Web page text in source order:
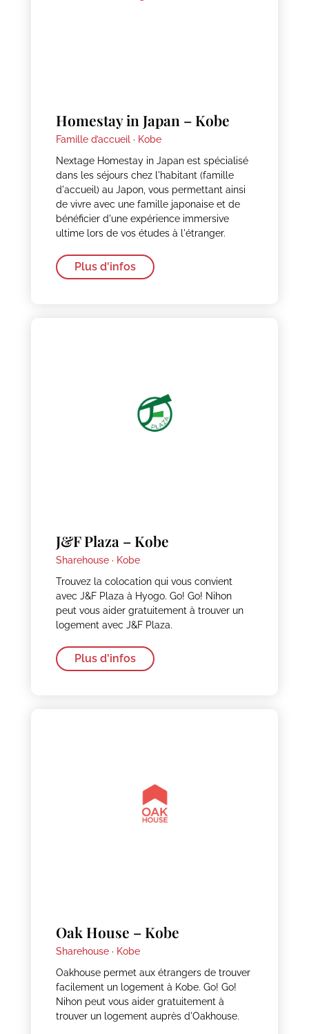
Homestay in Japan – Kobe
Famille d’accueil · Kobe
Nextage Homestay in Japan est spécialisé
dans les séjours chez l'habitant (famille
d'accueil) au Japon, vous permettant ainsi
de vivre avec une famille japonaise et de
bénéficier d'une expérience immersive
ultime lors de vos études à l'étranger.
Plus d'infos
J&F Plaza – Kobe
Sharehouse · Kobe
Trouvez la colocation qui vous convient
avec J&F Plaza à Hyogo. Go! Go! Nihon
peut vous aider gratuitement à trouver un
logement avec J&F Plaza.
Plus d'infos
Oak House – Kobe
Sharehouse · Kobe
Oakhouse permet aux étrangers de trouver
facilement un logement à Kobe. Go! Go!
Nihon peut vous aider gratuitement à
trouver un logement auprès d'Oakhouse.